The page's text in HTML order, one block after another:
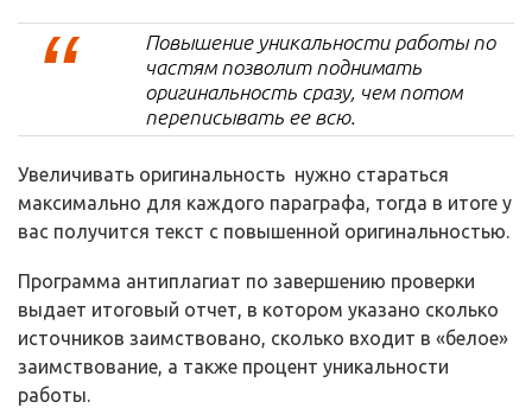
Повышение уникальности работы по
частям позволит поднимать
оригинальность сразу, чем потом
переписывать ее всю.
Увеличивать оригинальность нужно стараться
максимально для каждого параграфа, тогда в итоге у
вас получится текст с повышенной оригинальностью.
Программа антиплагиат по завершению проверки
выдает итоговый отчет, в котором указано сколько
источников заимствовано, сколько входит в «белое»
заимствование, а также процент уникальности
работы.